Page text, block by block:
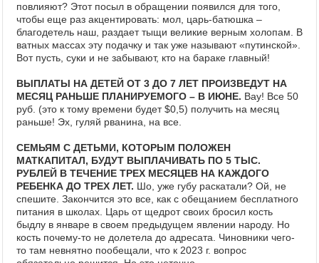
повлияют? Этот посыл в обращении появился для того,
чтобы еще раз акцентировать: мол, царь-батюшка –
благодетель наш, раздает тыщи великие верным холопам. В
ватных массах эту подачку и так уже называют «путинской».
Вот пусть, суки и не забывают, кто на бараке главный!
ВЫПЛАТЫ НА ДЕТЕЙ ОТ 3 ДО 7 ЛЕТ ПРОИЗВЕДУТ НА
МЕСЯЦ РАНЬШЕ ПЛАНИРУЕМОГО – В ИЮНЕ. Вау! Все 50
руб. (это к тому времени будет $0,5) получить на месяц
раньше! Эх, гуляй рванина, на все.
СЕМЬЯМ С ДЕТЬМИ, КОТОРЫМ ПОЛОЖЕН
МАТКАПИТАЛ, БУДУТ ВЫПЛАЧИВАТЬ ПО 5 ТЫС.
РУБЛЕЙ В ТЕЧЕНИЕ ТРЕХ МЕСЯЦЕВ НА КАЖДОГО
РЕБЕНКА ДО ТРЕХ ЛЕТ. Шо, уже губу раскатали? Ой, не
спешите. Закончится это все, как с обещанием бесплатного
питания в школах. Царь от щедрот своих бросил кость
быдлу в январе в своем предыдущем явлении народу. Но
кость почему-то не долетела до адресата. Чиновники чего-
то там невнятно пообещали, что к 2023 г. вопрос